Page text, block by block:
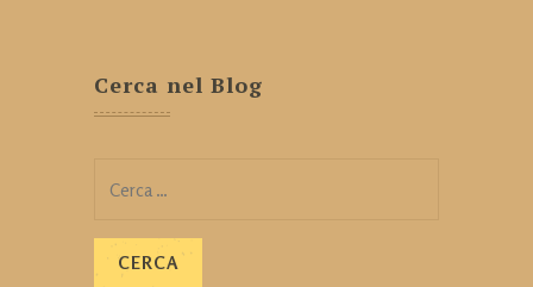
Cerca nel Blog